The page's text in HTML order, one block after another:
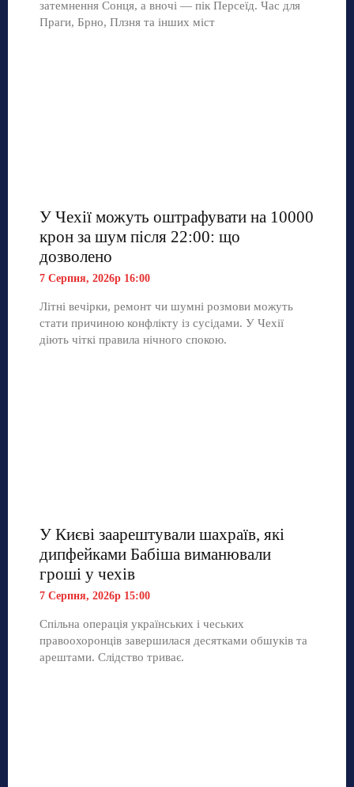
затемнення Сонця, а вночі — пік Персеїд. Час для
Праги, Брно, Плзня та інших міст
У Чехії можуть оштрафувати на 10000
крон за шум після 22:00: що
дозволено
7 Серпня, 2026р 16:00
Літні вечірки, ремонт чи шумні розмови можуть
стати причиною конфлікту із сусідами. У Чехії
діють чіткі правила нічного спокою.
У Києві заарештували шахраїв, які
дипфейками Бабіша виманювали
гроші у чехів
7 Серпня, 2026р 15:00
Спільна операція українських і чеських
правоохоронців завершилася десятками обшуків та
арештами. Слідство триває.